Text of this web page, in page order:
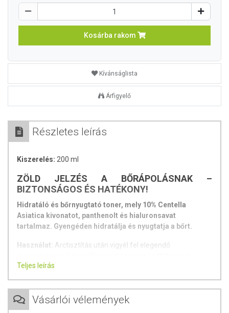
Kosárba rakom
Kívánságlista
Árfigyelő
Részletes leírás
Kiszerelés: 200 ml
ZÖLD JELZÉS A BŐRÁPOLÁSNAK –
BIZTONSÁGOS ÉS HATÉKONY!
Hidratáló és bőrnyugtató toner, mely 10% Centella
Asiatica kivonatot, panthenolt és hialuronsavat
tartalmaz. Gyengéden hidratálja és nyugtatja a bőrt.
Használat:
Arctisztítás után vigyél fel elegendő
segítségével. Finoman ütögesd a bőrbe, amíg teljesen fel
rétegben.
Tartalmaz-e a tonerben szokásosan használt etanolt
Teljes leírás
Vásárlói vélemények